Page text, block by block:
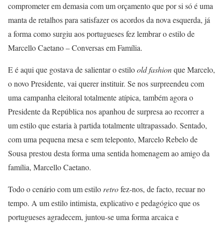
comprometer em demasia com um orçamento que por si só é uma
manta de retalhos para satisfazer os acordos da nova esquerda, já
a forma como surgiu aos portugueses fez lembrar o estilo de
Marcello Caetano – Conversas em Família.
E é aqui que gostava de salientar o estiloold fashionque Marcelo,
o novo Presidente, vai querer instituir. Se nos surpreendeu com
uma campanha eleitoral totalmente atípica, também agora o
Presidente da República nos apanhou de surpresa ao recorrer a
um estilo que estaria à partida totalmente ultrapassado. Sentado,
com uma pequena mesa e sem teleponto, Marcelo Rebelo de
Sousa prestou desta forma uma sentida homenagem ao amigo da
família, Marcello Caetano.
Todo o cenário com um estilo retrofez-nos, de facto, recuar no
tempo. A um estilo intimista, explicativo e pedagógico que os
portugueses agradecem, juntou-se uma forma arcaica e